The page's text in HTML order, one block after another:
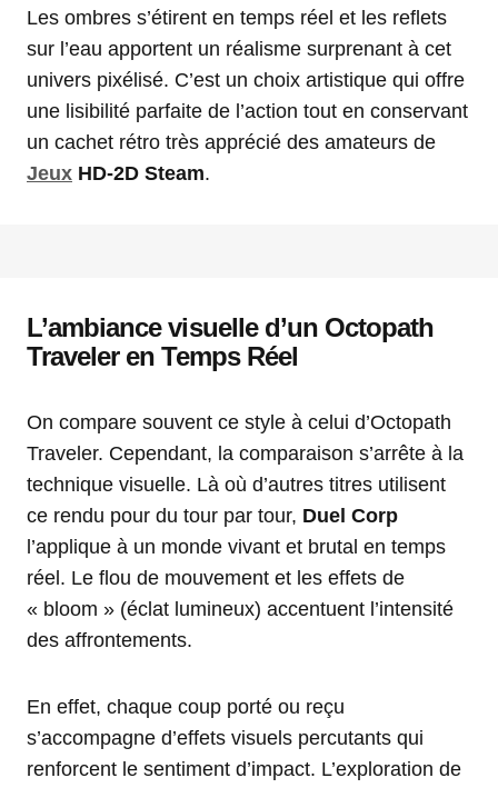
Les ombres s’étirent en temps réel et les reflets
sur l’eau apportent un réalisme surprenant à cet
univers pixélisé. C’est un choix artistique qui offre
une lisibilité parfaite de l’action tout en conservant
un cachet rétro très apprécié des amateurs de
Jeux HD-2D Steam.
L’ambiance visuelle d’un Octopath
Traveler en Temps Réel
On compare souvent ce style à celui d’Octopath
Traveler. Cependant, la comparaison s’arrête à la
technique visuelle. Là où d’autres titres utilisent
ce rendu pour du tour par tour, Duel Corp
l’applique à un monde vivant et brutal en temps
réel. Le flou de mouvement et les effets de
« bloom » (éclat lumineux) accentuent l’intensité
des affrontements.
En effet, chaque coup porté ou reçu
s’accompagne d’effets visuels percutants qui
renforcent le sentiment d’impact. L’exploration de